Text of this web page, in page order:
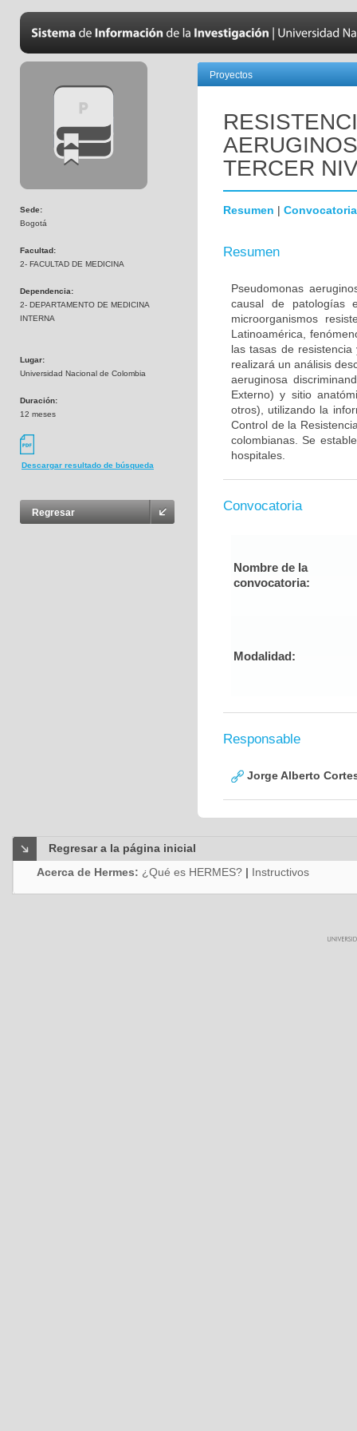
Sede:
Bogotá
Facultad:
2- FACULTAD DE MEDICINA
Dependencia:
2- DEPARTAMENTO DE MEDICINA
INTERNA
Lugar:
Universidad Nacional de Colombia
Duración:
12 meses
Descargar resultado de búsqueda
Regresar
Proyectos
TERCER
Resumen | Convocatoria
Resumen
Pseudomonas
causal de patologías
microorganismos
Latinoamérica,
las tasas de
realizará un análisis
aeruginosa
Externo) y sitio
otros), utilizando la
Control de la
colombianas. Se
hospitales.
Convocatoria
Nombre de la
convocatoria:
Modalidad:
Responsable
Jorge Alberto
Regresar a la página inicial
Acerca de Hermes: ¿Qué es HERMES? | Instructivos